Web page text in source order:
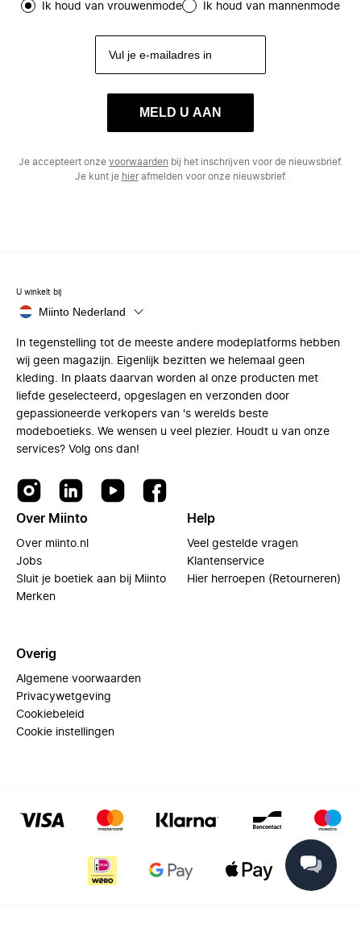
Ik houd van vrouwenmode Ik houd van mannenmode
MELD U AAN
Je accepteert onze voorwaarden bij het inschrijven voor de nieuwsbrief.
Je kunt je hierafmelden voor onze nieuwsbrief.
U winkelt bij
Miinto Nederland
In tegenstelling tot de meeste andere modeplatforms hebben
wij geen magazijn. Eigenlijk bezitten we helemaal geen
kleding. In plaats daarvan worden al onze producten met
liefde geselecteerd, opgeslagen en verzonden door
gepassioneerde verkopers van 's werelds beste
modeboetieks. We wensen u veel plezier. Houdt u van onze
services? Volg ons dan!
Over Miinto
Over miinto.nl
Jobs
Sluit je boetiek aan bij Miinto
Merken
Help
Veel gestelde vragen
Klantenservice
Hier herroepen (Retourneren)
Overig
Algemene voorwaarden
Privacywetgeving
Cookiebeleid
Cookie instellingen